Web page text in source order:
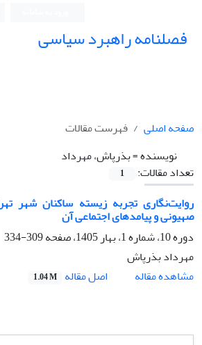
فصلنامه راهبرد سیاسی
صفحه اصلی
فهرست مقالات
نویسنده =بذرپاش، مهرداد
تعداد مقالات:
1
روایت‌نگاری تجربه زیسته ساکنان شهر
صهیونی و پیامدهای اجتماعی آن
دوره 10، شماره 1، بهار 1405، صفحه
309-334
مهرداد بذرپاش
مشاهده مقاله
اصل مقاله 1.04 M